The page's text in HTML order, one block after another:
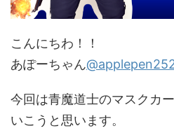
こんにちわ！！
あぽーちゃん
今回は青魔道士のマスクカ
いこうと思います。